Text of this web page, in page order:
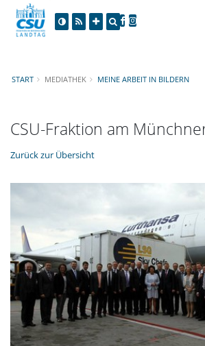
START MEDIATHEK MEINE ARBEIT IN BILDERN
CSU-Fraktion am
Zurück zur Übersicht